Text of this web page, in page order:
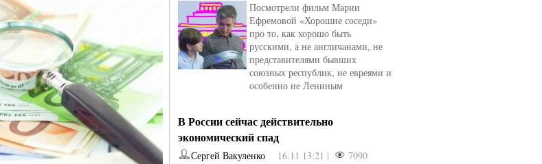
Посмотрели фильм Марии
Ефремовой «Хорошие соседи»
про то, как хорошо быть
русскими, а не англичанами, не
представителями бывших
союзных республик, не евреями и
особенно не Лениным
В России сейчас действительно
экономический спад
Сергей Вакуленко 16.11 13:21 |
7090